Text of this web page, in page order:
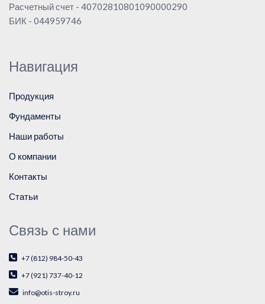
Расчетный счет - 40702810801090000290
БИК - 044959746
Навигация
Продукция
Фундаменты
Наши работы
О компании
Контакты
Статьи
Связь с нами
+7 (812) 984-50-43
+7 (921) 737-40-12
info@otis-stroy.ru